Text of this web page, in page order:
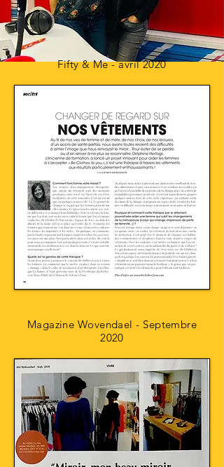
Fifty & Me - avril 2020
Magazine Wovendael - Septembre
2020